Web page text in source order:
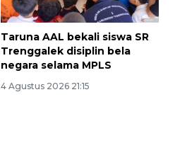
Taruna AAL bekali siswa SR
Trenggalek disiplin bela
negara selama MPLS
4 Agustus 2026 21:15
6 jam lalu